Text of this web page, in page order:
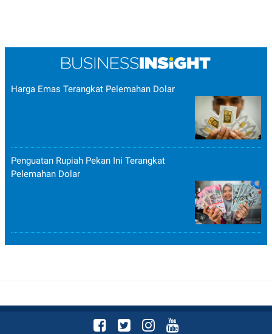
Harga Emas Terangkat Pelemahan Dolar
Penguatan Rupiah Pekan Ini Terangkat
Pelemahan Dolar